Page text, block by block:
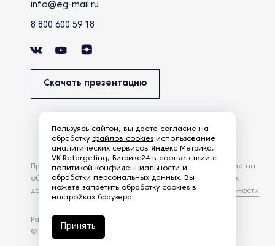
info@eg-mail.ru
8 800 600 59 18
Скачать презентацию
Разработка сайта —
© 2026 – Eurasia Group. Все права защищены
Продолжая использовать наш сайт, вы даете согласие на
обработку файлов Cookies и других пользовательских
данных, в соответствии сПолитикой конфиденциальности.
Пользуясь сайтом, вы даете согласие на
обработку файлов cookies использование
аналитических сервисов Яндекс Метрика,
VK.Retargeting, Битрикс24 в соответствии с
политикой конфиденциальности и
обработки персональных данных. Вы
можете запретить обработку cookies в
настройках браузера.
Принять